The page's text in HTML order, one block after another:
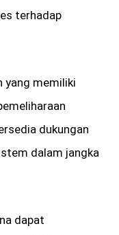
terhadap
yang memiliki
dukungan
dalam jangka
dapat